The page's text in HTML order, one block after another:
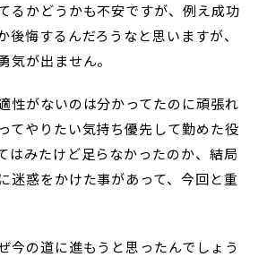
るかどうかも不安ですが、例え成功
後悔するんだろうなと思いますが、
気が出ません。
性がないのは分かってたのに頑張れ
てやりたい気持ち優先して勤めた役
はみたけど足らなかったのか、結局
迷惑をかけた事があって、今回と重
今の道に進もうと思ったんでしょう